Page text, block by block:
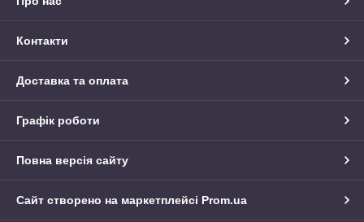
Контакти
Доставка та оплата
Графік роботи
Повна версія сайту
Сайт створено на маркетплейсі Prom.ua